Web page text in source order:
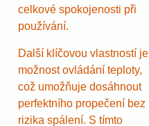
celkové spokojenosti při
používání.
Další klíčovou vlastností je
možnost ovládání teploty,
což umožňuje dosáhnout
perfektního propečení bez
rizika spálení. S tímto